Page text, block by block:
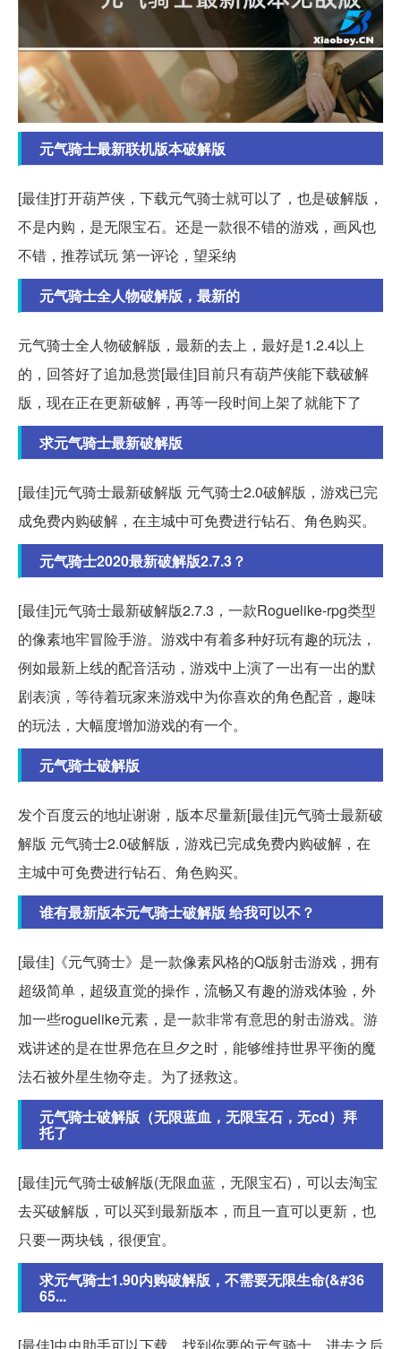
元气骑士最新联机版本破解版
[最佳]打开葫芦侠，下载元气骑士就可以了，也是破解版，
不是内购，是无限宝石。还是一款很不错的游戏，画风也
不错，推荐试玩 第一评论，望采纳
元气骑士全人物破解版，最新的
元气骑士全人物破解版，最新的去上，最好是1.2.4以上
的，回答好了追加悬赏[最佳]目前只有葫芦侠能下载破解
版，现在正在更新破解，再等一段时间上架了就能下了
求元气骑士最新破解版
[最佳]元气骑士最新破解版 元气骑士2.0破解版，游戏已完
成免费内购破解，在主城中可免费进行钻石、角色购买。
元气骑士2020最新破解版2.7.3？
[最佳]元气骑士最新破解版2.7.3，一款Roguelike-rpg类型
的像素地牢冒险手游。游戏中有着多种好玩有趣的玩法，
例如最新上线的配音活动，游戏中上演了一出有一出的默
剧表演，等待着玩家来游戏中为你喜欢的角色配音，趣味
的玩法，大幅度增加游戏的有一个。
元气骑士破解版
发个百度云的地址谢谢，版本尽量新[最佳]元气骑士最新破
解版 元气骑士2.0破解版，游戏已完成免费内购破解，在
主城中可免费进行钻石、角色购买。
谁有最新版本元气骑士破解版 给我可以不？
[最佳]《元气骑士》是一款像素风格的Q版射击游戏，拥有
超级简单，超级直觉的操作，流畅又有趣的游戏体验，外
加一些roguelike元素，是一款非常有意思的射击游戏。游
戏讲述的是在世界危在旦夕之时，能够维持世界平衡的魔
法石被外星生物夺走。为了拯救这。
元气骑士破解版（无限蓝血，无限宝石，无cd）拜
托了
[最佳]元气骑士破解版(无限血蓝，无限宝石)，可以去淘宝
去买破解版，可以买到最新版本，而且一直可以更新，也
只要一两块钱，很便宜。
求元气骑士1.90内购破解版，不需要无限生命(&#36
65...